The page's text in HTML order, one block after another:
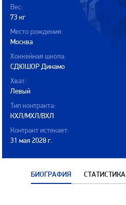
Вес:
73 кг
Место рождения:
Москва
Хоккейная школа:
СДЮШОР Динамо
Хват:
Левый
Тип контракта:
КХЛ/МХЛ/ВХЛ
Контракт истекает:
31 мая 2028 г.
БИОГРАФИЯ СТАТИСТИКА